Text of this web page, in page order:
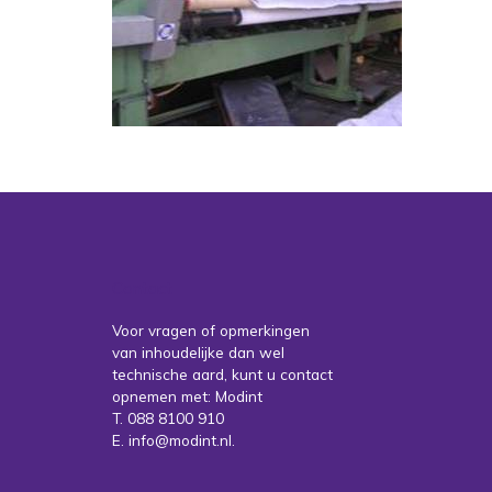
Voor vragen of opmerkingen
van inhoudelijke dan wel
technische aard, kunt u contact
opnemen met: Modint
T. 088 8100 910
E. info@modint.nl.